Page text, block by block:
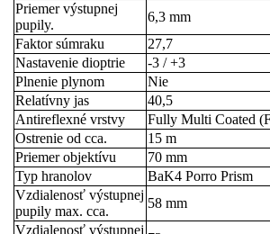
Priemer výstupnej
pupily.
6,3 mm
Faktor súmraku
27,7
Nastavenie dioptrie
-3 / +3
Plnenie plynom
Nie
Relatívny jas
40,5
Antireflexné vrstvy
Fully Multi Coated
Ostrenie od cca.
15 m
Priemer objektívu
70 mm
Typ hranolov
BaK4 Porro Prism
Vzdialenosť výstupnej
pupily max. cca.
58 mm
Vzdialenosť výstupnej